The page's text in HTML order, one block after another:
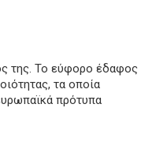
της. Το εύφορο έδαφος
τα οποία
πρότυπα